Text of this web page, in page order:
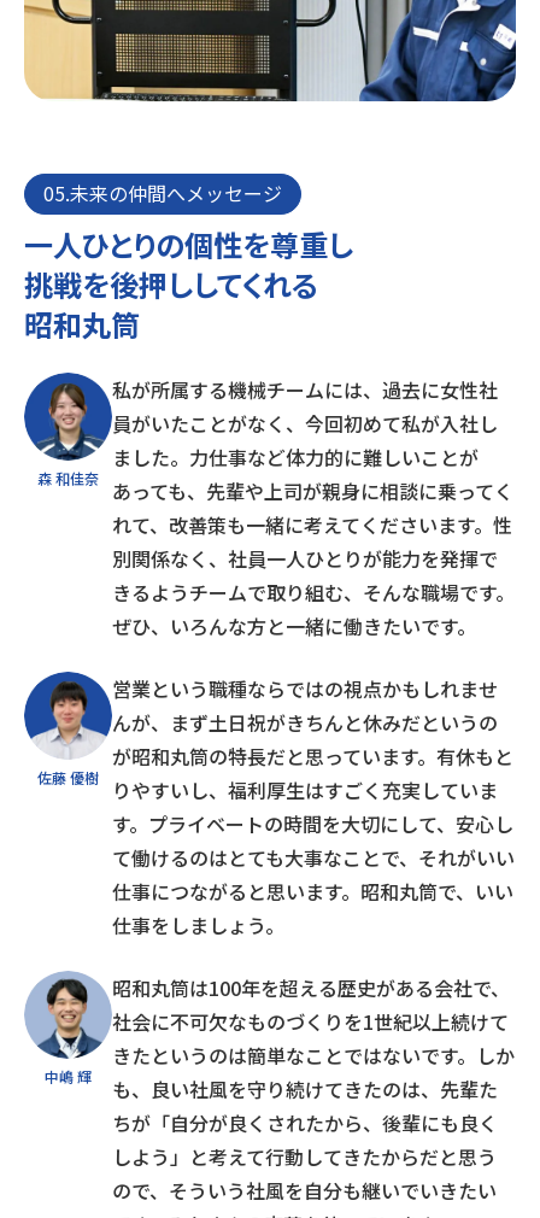
05.未来の仲間へメッセージ
一人ひとりの個性を尊重し
挑戦を後押ししてくれる
昭和丸筒
森 和佳奈
私が所属する機械チームには、過去に女性社
員がいたことがなく、今回初めて私が入社し
ました。力仕事など体力的に難しいことが
あっても、先輩や上司が親身に相談に乗ってく
れて、改善策も一緒に考えてくださいます。性
別関係なく、社員一人ひとりが能力を発揮で
きるようチームで取り組む、そんな職場です。
ぜひ、いろんな方と一緒に働きたいです。
佐藤 優樹
営業という職種ならではの視点かもしれませ
んが、まず土日祝がきちんと休みだというの
が昭和丸筒の特長だと思っています。有休もと
りやすいし、福利厚生はすごく充実していま
す。プライベートの時間を大切にして、安心し
て働けるのはとても大事なことで、それがいい
仕事につながると思います。昭和丸筒で、いい
仕事をしましょう。
中嶋 輝
昭和丸筒は100年を超える歴史がある会社で、
社会に不可欠なものづくりを1世紀以上続けて
きたというのは簡単なことではないです。しか
も、良い社風を守り続けてきたのは、先輩た
ちが「自分が良くされたから、後輩にも良く
しよう」と考えて行動してきたからだと思う
ので、そういう社風を自分も継いでいきたい